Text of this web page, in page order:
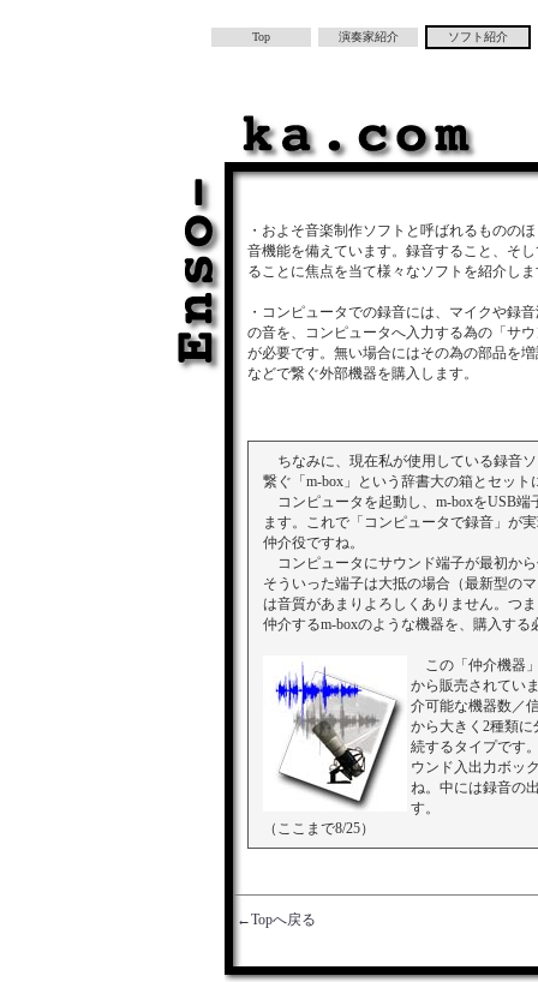
Top 演奏家紹介 ソフト紹介
・およそ音楽制作ソフトと呼ばれるものの
音機能を備えています。録音すること、そ
ることに焦点を当て様々なソフトを紹介し
・コンピュータでの録音には、マイクや録
の音を、コンピュータへ入力する為の「サ
が必要です。無い場合にはその為の部品を
などで繋ぐ外部機器を購入します。
ちなみに、現在私が使用している録音
繋ぐ「m-box」という辞書大の箱とセッ
コンピュータを起動し、m-boxをUSB
ます。これで「コンピュータで録音」が
仲介役ですね。
コンピュータにサウンド端子が最初か
そういった端子は大抵の場合（最新型の
は音質があまりよろしくありません。つ
仲介するm-boxのような機器を、購入する
この「仲介機器
から販売されてい
介可能な機器数／
から大きく2種類
続するタイプです
ウンド入出力ボッ
ね。中には録音の
す。
（ここまで8/25）
←Topへ戻る